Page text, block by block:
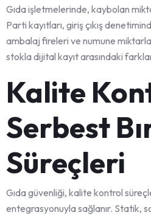
Gıda işletmelerinde, kaybolan
Parti kayıtları, giriş çıkış
ambalaj fireleri ve numune
stokla dijital kayıt arasındaki
Kalite
Serbest
Süreçleri
Gıda güvenliği, kalite kontrol
entegrasyonuyla sağlanır. Statik,